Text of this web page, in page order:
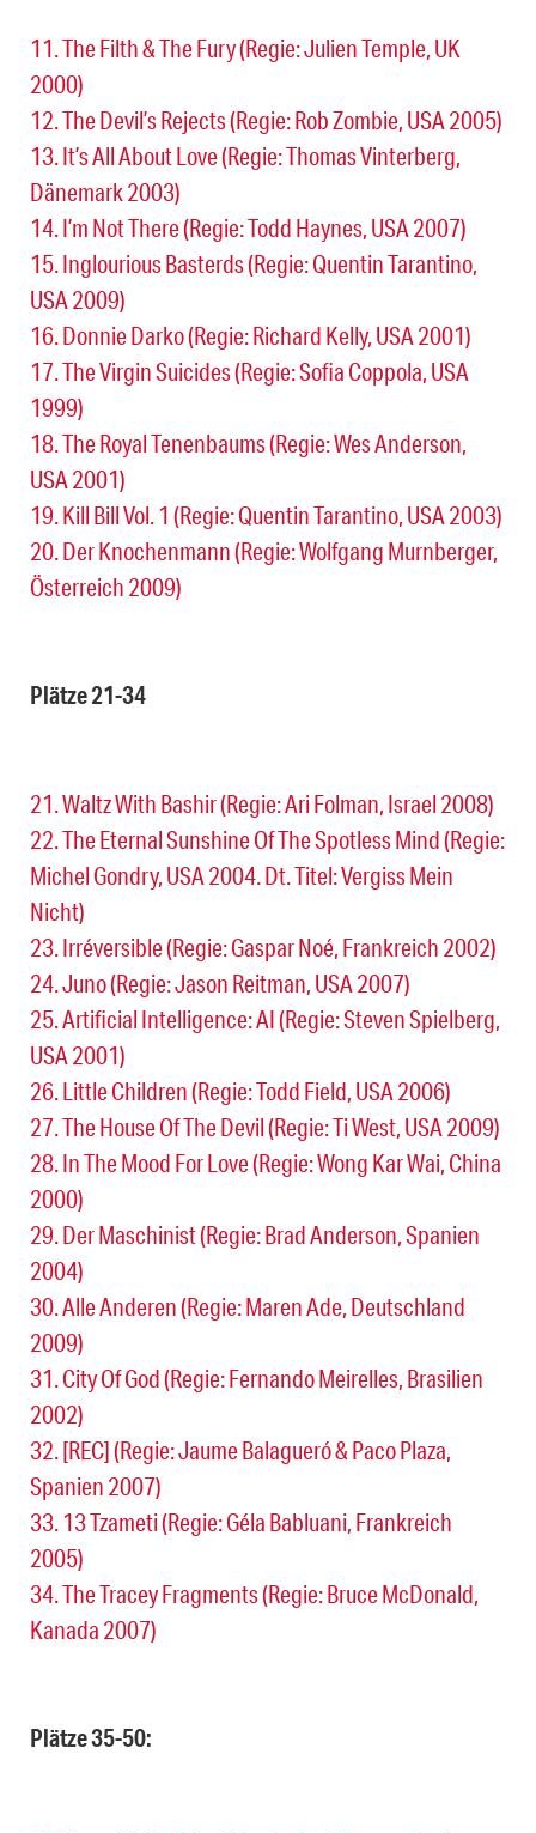
11. The Filth & The Fury (Regie: Julien Temple, UK
2000)
12. The Devil’s Rejects (Regie: Rob Zombie, USA 2005)
13. It’s All About Love (Regie: Thomas Vinterberg,
Dänemark 2003)
14. I’m Not There (Regie: Todd Haynes, USA 2007)
15. Inglourious Basterds (Regie: Quentin Tarantino,
USA 2009)
16. Donnie Darko (Regie: Richard Kelly, USA 2001)
17. The Virgin Suicides (Regie: Sofia Coppola, USA
1999)
18. The Royal Tenenbaums (Regie: Wes Anderson,
USA 2001)
19. Kill Bill Vol. 1 (Regie: Quentin Tarantino, USA 2003)
20. Der Knochenmann (Regie: Wolfgang Murnberger,
Österreich 2009)
Plätze 21-34
21. Waltz With Bashir (Regie: Ari Folman, Israel 2008)
22. The Eternal Sunshine Of The Spotless Mind (Regie:
Michel Gondry, USA 2004. Dt. Titel: Vergiss Mein
Nicht)
23. Irréversible (Regie: Gaspar Noé, Frankreich 2002)
24. Juno (Regie: Jason Reitman, USA 2007)
25. Artificial Intelligence: AI (Regie: Steven Spielberg,
USA 2001)
26. Little Children (Regie: Todd Field, USA 2006)
27. The House Of The Devil (Regie: Ti West, USA 2009)
28. In The Mood For Love (Regie: Wong Kar Wai, China
2000)
29. Der Maschinist (Regie: Brad Anderson, Spanien
2004)
30. Alle Anderen (Regie: Maren Ade, Deutschland
2009)
31. City Of God (Regie: Fernando Meirelles, Brasilien
2002)
32. [REC] (Regie: Jaume Balagueró & Paco Plaza,
Spanien 2007)
33. 13 Tzameti (Regie: Géla Babluani, Frankreich
2005)
34. The Tracey Fragments (Regie: Bruce McDonald,
Kanada 2007)
Plätze 35-50: